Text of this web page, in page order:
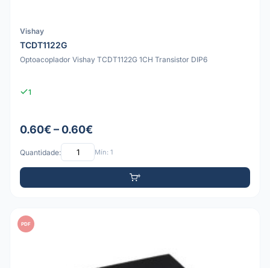
Vishay
TCDT1122G
Optoacoplador Vishay TCDT1122G 1CH Transistor DIP6
1
0.60€ – 0.60€
Quantidade: Mín: 1
PDF